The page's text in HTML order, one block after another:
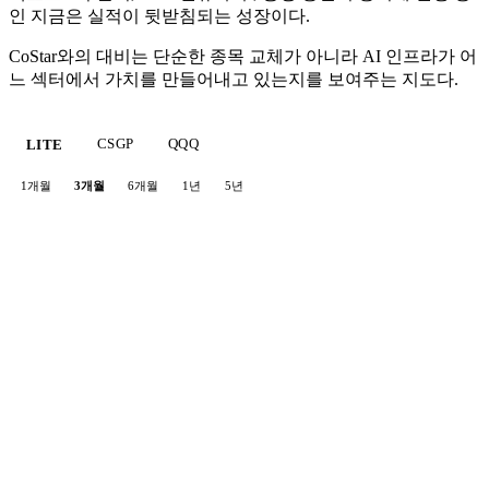
인 지금은 실적이 뒷받침되는 성장이다.
CoStar와의 대비는 단순한 종목 교체가 아니라 AI 인프라가 어
느 섹터에서 가치를 만들어내고 있는지를 보여주는 지도다.
LITE CSGP QQQ
1개월 3개월 6개월 1년 5년